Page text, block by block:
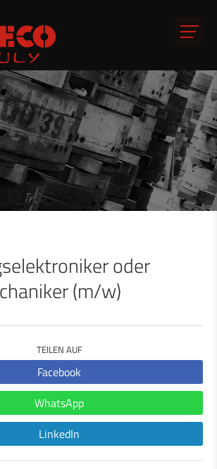
oder
(m/w)
TEILEN AUF
Facebook
WhatsApp
LinkedIn